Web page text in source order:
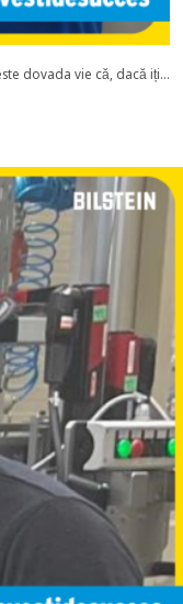
dovada vie că, dacă iți...